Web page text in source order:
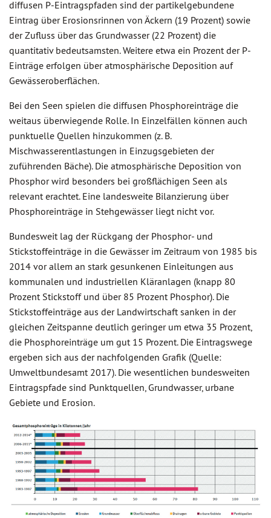
diffusen P-Eintragspfaden sind der partikelgebundene
Eintrag über Erosionsrinnen von Äckern (19 Prozent) sowie
der Zufluss über das Grundwasser (22 Prozent) die
quantitativ bedeutsamsten. Weitere etwa ein Prozent der P-
Einträge erfolgen über atmosphärische Deposition auf
Gewässeroberflächen.
Bei den Seen spielen die diffusen Phosphoreinträge die
weitaus überwiegende Rolle. In Einzelfällen können auch
punktuelle Quellen hinzukommen (z. B.
Mischwasserentlastungen in Einzugsgebieten der
zuführenden Bäche). Die atmosphärische Deposition von
Phosphor wird besonders bei großflächigen Seen als
relevant erachtet. Eine landesweite Bilanzierung über
Phosphoreinträge in Stehgewässer liegt nicht vor.
Bundesweit lag der Rückgang der Phosphor- und
Stickstoffeinträge in die Gewässer im Zeitraum von 1985 bis
2014 vor allem an stark gesunkenen Einleitungen aus
kommunalen und industriellen Kläranlagen (knapp 80
Prozent Stickstoff und über 85 Prozent Phosphor). Die
Stickstoffeinträge aus der Landwirtschaft sanken in der
gleichen Zeitspanne deutlich geringer um etwa 35 Prozent,
die Phosphoreinträge um gut 15 Prozent. Die Eintragswege
ergeben sich aus der nachfolgenden Grafik (Quelle:
Umweltbundesamt 2017). Die wesentlichen bundesweiten
Eintragspfade sind Punktquellen, Grundwasser, urbane
Gebiete und Erosion.